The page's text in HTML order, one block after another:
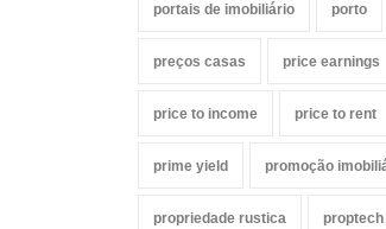
portais de imobiliário porto
preços casas price earnings
price to income price to rent
prime yield promoção
propriedade rustica proptech